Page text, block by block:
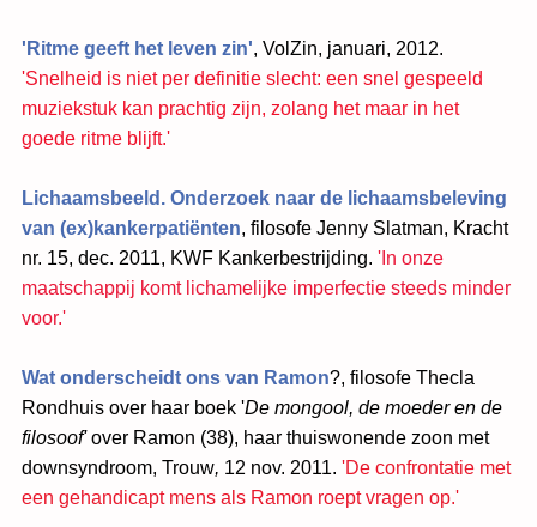
' Ritme geeft het leven zin', VolZin, januari, 2012.
'Snelheid is niet per definitie slecht: een snel gespeeld
muziekstuk kan prachtig zijn, zolang het maar in het
goede ritme blijft.'
Lichaamsbeeld. Onderzoek naar de lichaamsbeleving
van (ex)kankerpatiënten, filosofe Jenny Slatman, Kracht
nr. 15, dec. 2011, KWF Kankerbestrijding. 'In onze
maatschappij komt lichamelijke imperfectie steeds minder
voor.'
Wat onderscheidt ons van Ramon?, filosofe Thecla
Rondhuis over haar boek 'De mongool, de moeder en de
filosoof'over Ramon (38), haar thuiswonende zoon met
downsyndroom, Trouw, 12 nov. 2011. 'De confrontatie met
een gehandicapt mens als Ramon roept vragen op.'